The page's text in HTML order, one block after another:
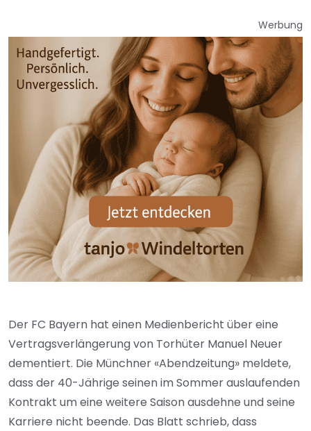
Werbung
Der FC Bayern hat einen Medienbericht über eine
Vertragsverlängerung von Torhüter Manuel Neuer
dementiert. Die Münchner «Abendzeitung» meldete,
dass der 40-Jährige seinen im Sommer auslaufenden
Kontrakt um eine weitere Saison ausdehne und seine
Karriere nicht beende. Das Blatt schrieb, dass